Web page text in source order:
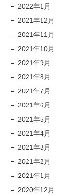
2022年1月
2021年12月
2021年11月
2021年10月
2021年9月
2021年8月
2021年7月
2021年6月
2021年5月
2021年4月
2021年3月
2021年2月
2021年1月
2020年12月